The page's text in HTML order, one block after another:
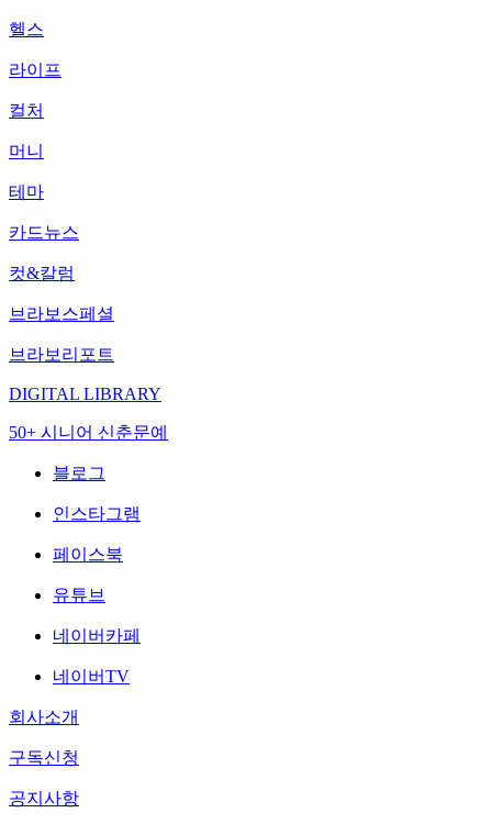
헬스
라이프
컬처
머니
테마
카드뉴스
컷&칼럼
브라보스페셜
브라보리포트
DIGITAL LIBRARY
50+ 시니어 신춘문예
블로그
인스타그램
페이스북
유튜브
네이버카페
네이버TV
회사소개
구독신청
공지사항